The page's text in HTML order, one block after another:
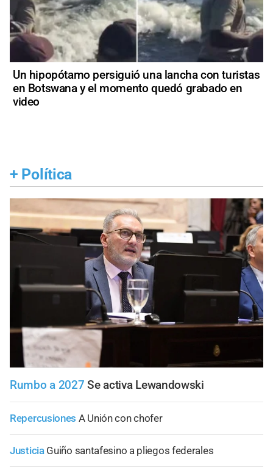
Un hipopótamo persiguió una lancha con turistas
en Botswana y el momento quedó grabado en
video
+ Política
Rumbo a 2027 Se activa Lewandowski
Repercusiones A Unión con chofer
Justicia Guiño santafesino a pliegos federales